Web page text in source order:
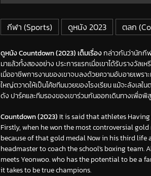
กีฬา (Sports) ดูหนัง 2023 ตลก
ดูหนัง Countdown (2023) เต็มเรื่องกล่าวกันว่านักกี
มาแล้วทั้งสองอย่าง ประการแรกเมื่อเขาได้รับรางวั
เมื่ออาชีพการงานของเขาจบลงด้วยความอับอายเพร
ใหญ่ตวาดให้เป็นโค้ชทีมมวยของโรงเรียน แม้จะลังเ
ดัง ปาร์คและทีมรองของเขาร่วมกันออกเดินทางเพื่อ
Countdown (2023) It is said that athletes
Firstly, when he won the most controversial
because of that gold medal Now in his third
headmaster to coach the school's boxing
meets Yeonwoo. who has the potential to be a
it takes to be true champions.